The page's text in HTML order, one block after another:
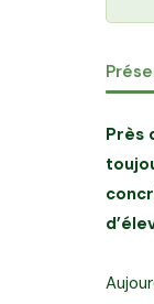
Près